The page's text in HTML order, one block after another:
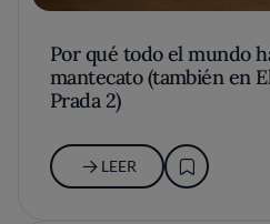
Por qué todo el mundo
mantecato (también en
Prada 2)
LEER